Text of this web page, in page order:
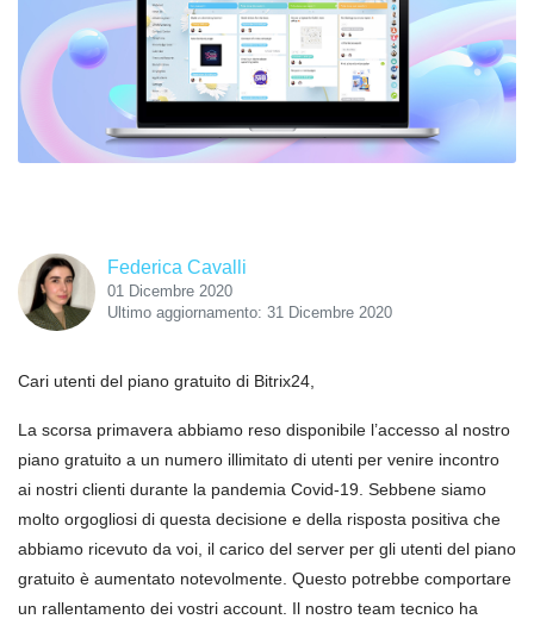
Federica Cavalli
01 Dicembre 2020
Ultimo aggiornamento: 31 Dicembre 2020
Cari utenti del piano gratuito di Bitrix24,
La scorsa primavera abbiamo reso disponibile l’accesso al nostro
piano gratuito a un numero illimitato di utenti per venire incontro
ai nostri clienti durante la pandemia Covid-19. Sebbene siamo
molto orgogliosi di questa decisione e della risposta positiva che
abbiamo ricevuto da voi, il carico del server per gli utenti del piano
gratuito è aumentato notevolmente. Questo potrebbe comportare
un rallentamento dei vostri account. Il nostro team tecnico ha